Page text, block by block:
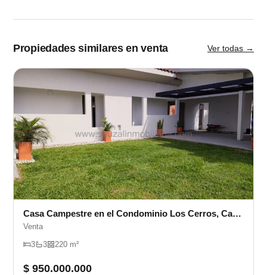
Propiedades similares en venta Ver todas →
Casa Campestre en el Condominio Los Cerros, Cartago
Venta
3 3 220 m²
$ 950.000.000